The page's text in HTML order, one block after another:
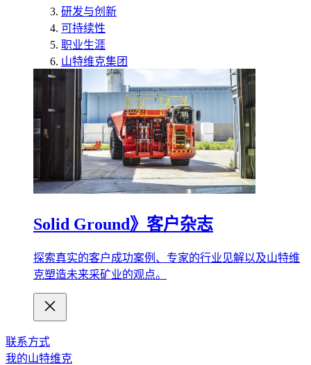
研发与创新
可持续性
职业生涯
山特维克集团
Solid Ground》客户杂志
探索真实的客户成功案例、专家的行业见解以及山特维
克塑造未来采矿业的观点。
联系方式
我的山特维克